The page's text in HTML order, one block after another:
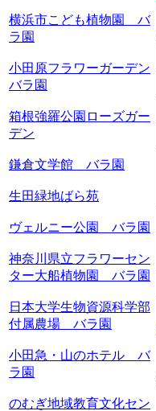
横浜市こども植物園 バ
ラ園
小田原フラワーガーデン
バラ園
箱根強羅公園ローズガー
デン
鎌倉文学館 バラ園
生田緑地ばら苑
ヴェルニー公園 バラ園
神奈川県立フラワーセン
ター大船植物園 バラ園
日本大学生物資源科学部
付属農場 バラ園
小田急・山のホテル バ
ラ園
のむぎ地域教育文化セン